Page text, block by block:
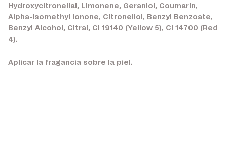
Hydroxycitronellal, Limonene, Geraniol, Coumarin,
Alpha-Isomethyl Ionone, Citronellol, Benzyl Benzoate,
Benzyl Alcohol, Citral, Ci 19140 (Yellow 5), Ci 14700 (Red
4).
Aplicar la fragancia sobre la piel.